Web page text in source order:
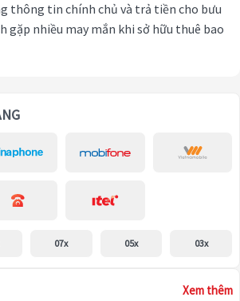
thông tin chính chủ và trả tiền cho bưu
gặp nhiều may mắn khi sở hữu thuê bao
07x 05x 03x
Xem thêm